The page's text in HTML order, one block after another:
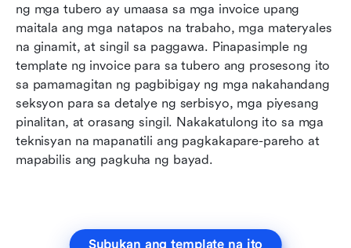
ng mga tubero ay umaasa sa mga invoice upang
maitala ang mga natapos na trabaho, mga materyales
na ginamit, at singil sa paggawa. Pinapasimple ng
template ng invoice para sa tubero ang prosesong ito
sa pamamagitan ng pagbibigay ng mga nakahandang
seksyon para sa detalye ng serbisyo, mga piyesang
pinalitan, at orasang singil. Nakakatulong ito sa mga
teknisyan na mapanatili ang pagkakapare-pareho at
mapabilis ang pagkuha ng bayad.
Subukan ang template na ito